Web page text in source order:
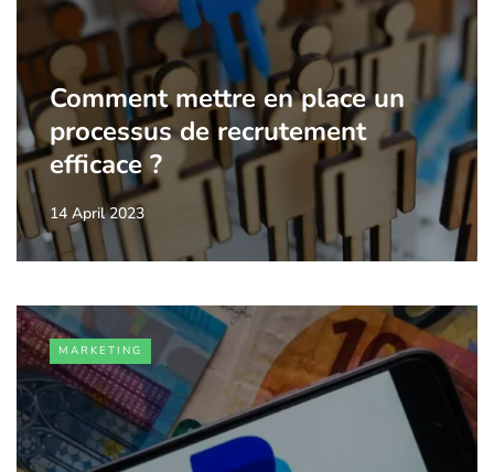
Comment mettre en place un
processus de recrutement
efficace ?
14 April 2023
MARKETING